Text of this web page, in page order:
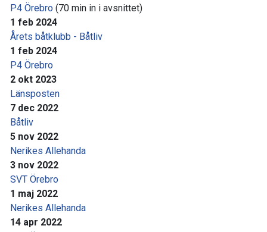
P4 Örebro (70 min in i avsnittet)
1 feb 2024
Årets båtklubb - Båtliv
1 feb 2024
P4 Örebro
2 okt 2023
Länsposten
7 dec 2022
Båtliv
5 nov 2022
Nerikes Allehanda
3 nov 2022
SVT Örebro
1 maj 2022
Nerikes Allehanda
14 apr 2022